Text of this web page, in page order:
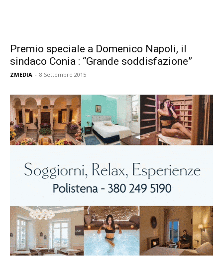
Premio speciale a Domenico Napoli, il
sindaco Conia : “Grande soddisfazione”
ZMEDIA - 8 Settembre 2015